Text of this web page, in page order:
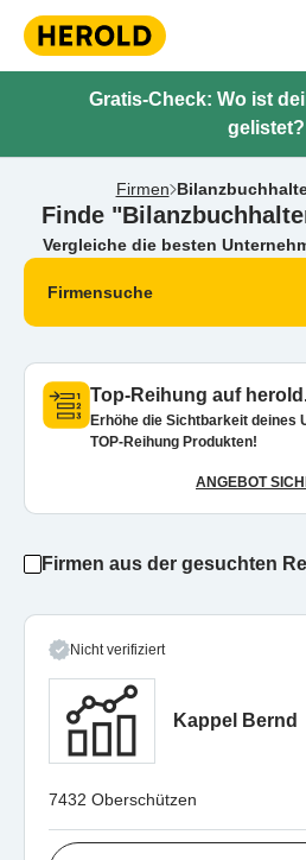
Gratis-Check: Wo ist
gelistet?
Firmen
Finde
Vergleiche die besten
Firmensuche
Top-Reihung auf
Erhöhe die Sichtbarkeit deines
TOP-Reihung Produkten!
ANGEBOT
Firmen aus der gesuchten
Nicht verifiziert
Kappel Bernd
7432 Oberschützen